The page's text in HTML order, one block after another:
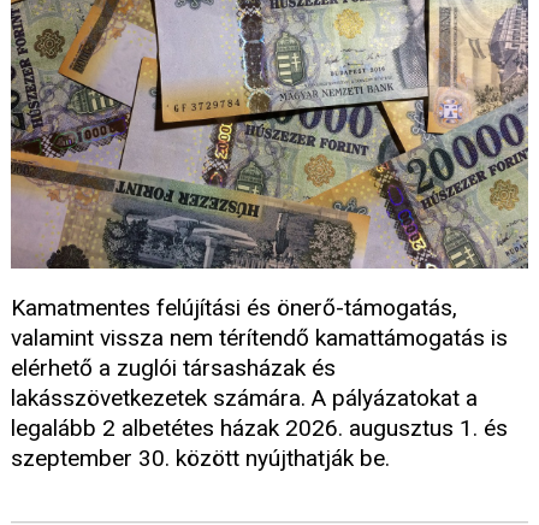
Kamatmentes felújítási és önerő-támogatás,
valamint vissza nem térítendő kamattámogatás is
elérhető a zuglói társasházak és
lakásszövetkezetek számára. A pályázatokat a
legalább 2 albetétes házak 2026. augusztus 1. és
szeptember 30. között nyújthatják be.